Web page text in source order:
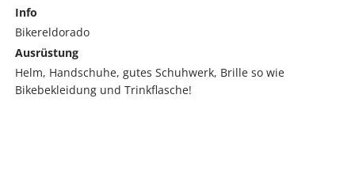
Info
Bikereldorado
Ausrüstung
Helm, Handschuhe, gutes Schuhwerk, Brille so wie
Bikebekleidung und Trinkflasche!